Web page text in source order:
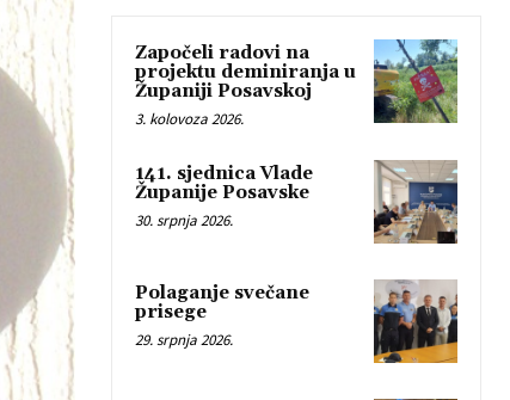
Započeli radovi na
projektu deminiranja u
Županiji Posavskoj
3. kolovoza 2026.
141. sjednica Vlade
Županije Posavske
30. srpnja 2026.
Polaganje svečane
prisege
29. srpnja 2026.